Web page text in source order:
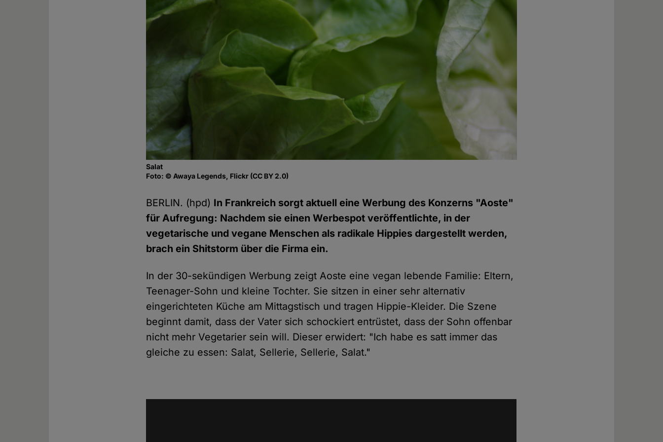
Salat
Foto: © Awaya Legends, Flickr (CC BY 2.0)
BERLIN. (hpd) In Frankreich sorgt aktuell eine Werbung des Konzerns "Aoste"
für Aufregung: Nachdem sie einen Werbespot veröffentlichte, in der
vegetarische und vegane Menschen als radikale Hippies dargestellt werden,
brach ein Shitstorm über die Firma ein.
In der 30-sekündigenWerbung zeigt Aoste eine vegan lebende Familie: Eltern,
Teenager-Sohn und kleine Tochter. Sie sitzen in einer sehr alternativ
eingerichteten Küche am Mittagstisch und tragen Hippie-Kleider. Die Szene
beginnt damit, dass der Vater sich schockiert entrüstet, dass der Sohn offenbar
nicht mehr Vegetarier sein will. Dieser erwidert: "Ich habe es satt immer das
gleiche zu essen: Salat, Sellerie, Sellerie, Salat."